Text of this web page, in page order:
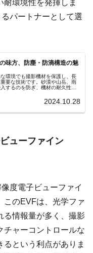
耐環境性を発揮しま
パートナーとして選
味方、防塵・防滴構造の魅
環境でも撮影機材を保護し、長
要な技術です。砂漠や山岳、雨
するのを防ぎ、機材の耐久性と
候や環境に左右されない安定し
塵・防滴機能を持つ機材を選ぶこ
2024.10.28
ューファイン
度電子ビューファイ
このEVFは、光学ファ
る情報量が多く、撮影
チャーコントロールな
という利点がありま